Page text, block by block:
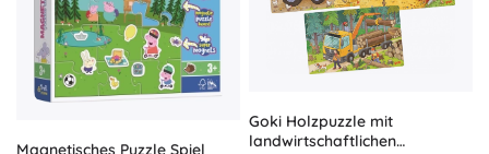
Magnetisches Puzzle Spiel
Goki Holzpuzzle mit
landwirtschaftlichen